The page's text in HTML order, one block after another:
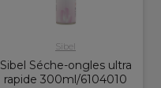
Sibel
Sibel Séche-ongles ultra
rapide 300ml/6104010